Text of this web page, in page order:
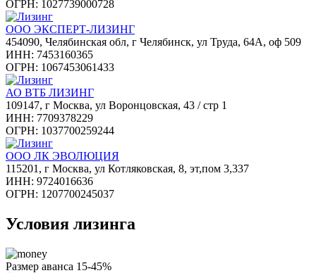
ОГРН: 1027739000728
ООО ЭКСПЕРТ-ЛИЗИНГ
454090, Челябинская обл, г Челябинск, ул Труда, 64А, оф 509
ИНН: 7453160365
ОГРН: 1067453061433
АО ВТБ ЛИЗИНГ
109147, г Москва, ул Воронцовская, 43 / стр 1
ИНН: 7709378229
ОГРН: 1037700259244
ООО ЛК ЭВОЛЮЦИЯ
115201, г Москва, ул Котляковская, 8, эт,пом 3,337
ИНН: 9724016636
ОГРН: 1207700245037
Условия лизинга
Размер аванса 15-45%